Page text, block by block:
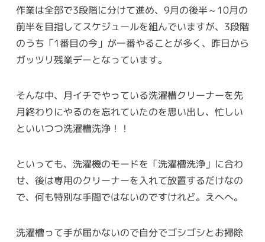
作業は全部で3段階に分けて進め、9月の後半～10月の
前半を目指してスケジュールを組んでいますが、3段階
のうち「1番目の今」が一番やることが多く、昨日から
ガッツリ残業デーとなっています。
そんな中、月イチでやっている洗濯槽クリーナーを先
月終わりにやるのを忘れていたのを思い出し、忙しい
といいつつ洗濯槽洗浄！！
といっても、洗濯機のモードを「洗濯槽洗浄」に合わ
せ、後は専用のクリーナーを入れて放置するだけなの
で、何も特別な手間ではないのですけれど。えへへ。
洗濯槽って手が届かないので自分でゴシゴシとお掃除